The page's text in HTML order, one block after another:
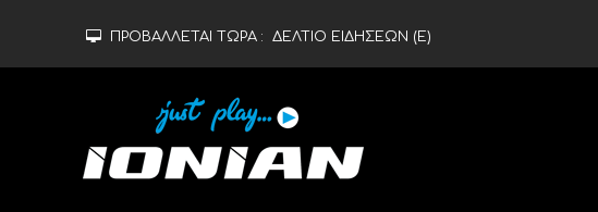
ΠΡΟΒΑΛΛΕΤΑΙ ΤΩΡΑ : ΔΕΛΤΙΟ ΕΙΔΗΣΕΩΝ (Ε)